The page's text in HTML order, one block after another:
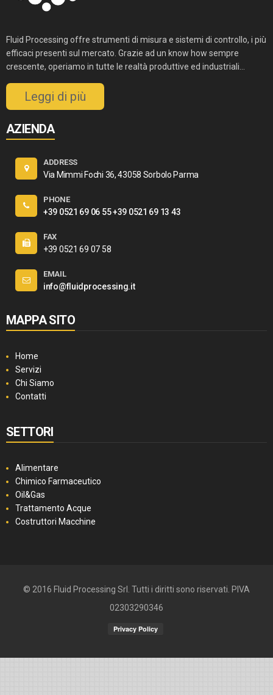
Fluid Processing offre strumenti di misura e sistemi di controllo, i più
efficaci presenti sul mercato. Grazie ad un know how sempre
crescente, operiamo in tutte le realtà produttive ed industriali...
Leggi di più
AZIENDA
ADDRESS
Via Mimmi Fochi 36, 43058 Sorbolo Parma
PHONE
+39 0521 69 06 55+39 0521 69 13 43
FAX
+39 0521 69 07 58
EMAIL
info@fluidprocessing.it
MAPPA SITO
Home
Servizi
Chi Siamo
Contatti
SETTORI
Alimentare
Chimico Farmaceutico
Oil&Gas
Trattamento Acque
Costruttori Macchine
© 2016 Fluid Processing Srl. Tutti i diritti sono riservati. PIVA
02303290346